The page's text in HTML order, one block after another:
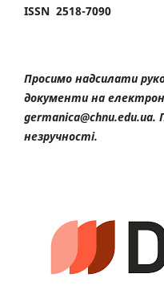
ISSN 2518-7090
Просимо надсилати
документи на
незручності.